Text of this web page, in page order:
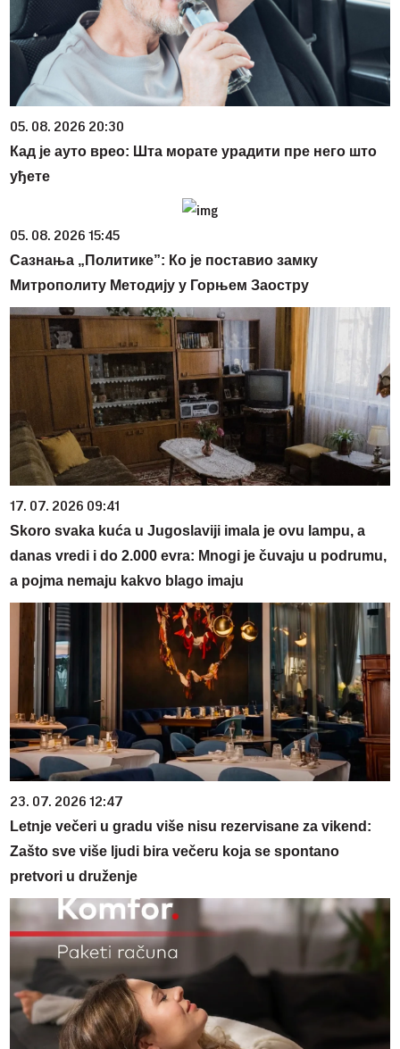
05. 08. 2026 20:30
Кад је ауто врео: Шта морате урадити пре него што
уђете
05. 08. 2026 15:45
Сазнања „Политике”: Ко је поставио замку
Митрополиту Методију у Горњем Заостру
17. 07. 2026 09:41
Skoro svaka kuća u Jugoslaviji imala je ovu lampu, a
danas vredi i do 2.000 evra: Mnogi je čuvaju u podrumu,
a pojma nemaju kakvo blago imaju
23. 07. 2026 12:47
Letnje večeri u gradu više nisu rezervisane za vikend:
Zašto sve više ljudi bira večeru koja se spontano
pretvori u druženje